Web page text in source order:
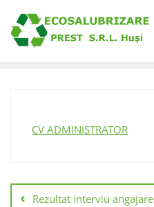
CV ADMINISTRATOR
Rezultat interviu angajare